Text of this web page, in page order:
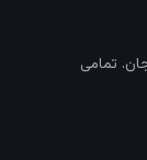
تمامی